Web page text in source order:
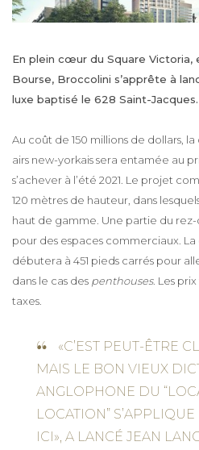
En plein cœur du Square Victoria,
Bourse, Broccolini s’apprête à
luxe baptisé le 628 Saint-Jacques.
Au coût de 150 millions de dollars,
airs new-yorkais sera entamée au
s’achever à l’été 2021. Le projet
120 mètres de hauteur, dans
haut de gamme. Une partie du
pour des espaces commerciaux.
débutera à 451 pieds carrés pour
dans le cas des penthouses. Les
taxes.
«C’EST PEUT-ÊTRE
MAIS LE BON VIEUX
ANGLOPHONE DU
LOCATION”
ICI», A LANCÉ JEAN